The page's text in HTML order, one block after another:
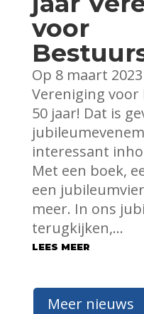
voor
Op 8 maart
Vereniging voor
50 jaar! Dat is
interessant
Met een boek,
een
meer. In ons
terugkijken,...
LEES MEER
Meer nieuws